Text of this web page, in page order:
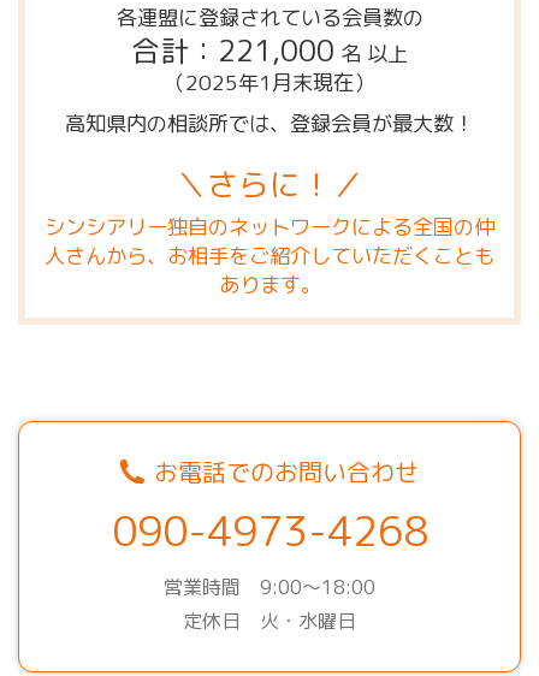
各連盟に登録されている会員数の
合計：221,000 名 以上
（2025年1月末現在）
高知県内の相談所では、登録会員が最大数！
＼さらに！／
シンシアリー独自のネットワークによる全国の仲
人さんから、お相手をご紹介していただくことも
あります。
お電話でのお問い合わせ
090-4973-4268
営業時間 9:00～18:00
定休日 火・水曜日